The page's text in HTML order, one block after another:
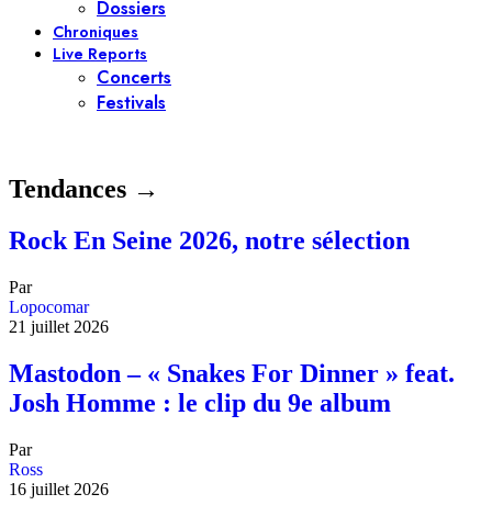
Dossiers
Chroniques
Live Reports
Concerts
Festivals
Tendances →
Rock En Seine 2026, notre sélection
Par
Lopocomar
21 juillet 2026
Mastodon – « Snakes For Dinner » feat.
Josh Homme : le clip du 9e album
Par
Ross
16 juillet 2026